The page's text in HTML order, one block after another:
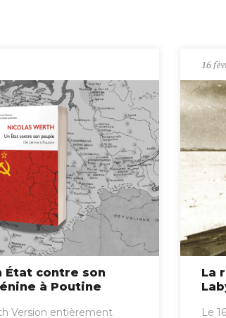
État contre son
à Poutine
Version entièrement
16
La
Le